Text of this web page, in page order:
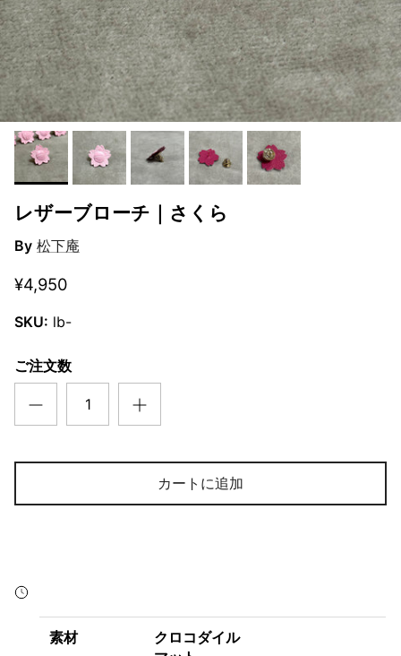
レザーブローチ｜さくら
By 松下庵
¥4,950
SKU: lb-
ご注文数
カートに追加
素材
クロコダイル